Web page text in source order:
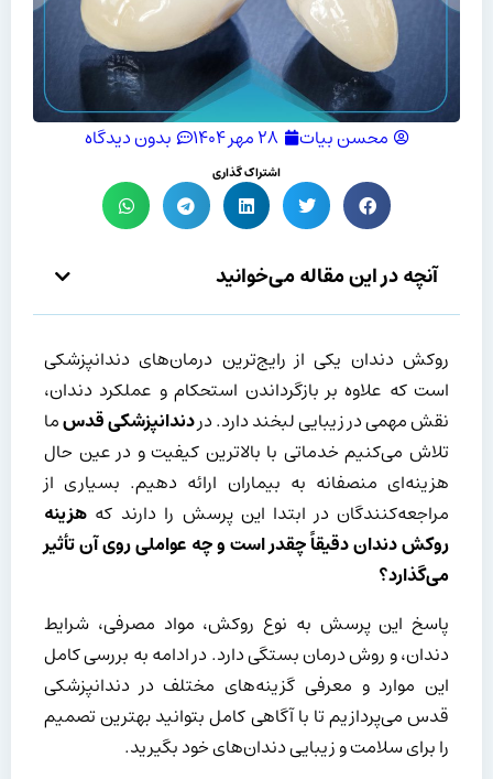
محسن بیات ۲۸ مهر ۱۴۰۴ بدون دیدگاه
اشتراک گذاری
آنچه در این مقاله می‌خوانید
روکش دندان یکی از رایج‌ترین درمان‌های دندانپزشکی
است که علاوه بر بازگرداندن استحکام و عملکرد دندان،
نقش مهمی در زیبایی لبخند دارد. دردندانپزشکی قدسما
تلاش می‌کنیم خدماتی با بالاترین کیفیت و در عین حال
هزینه‌ای منصفانه به بیماران ارائه دهیم. بسیاری از
مراجعه‌کنندگان در ابتدا این پرسش را دارند که هزینه
روکش دندان دقیقاً چقدر است و چه عواملی روی آن تأثیر
می‌گذارد؟
پاسخ این پرسش به نوع روکش، مواد مصرفی، شرایط
دندان، و روش درمان بستگی دارد. در ادامه به بررسی کامل
این موارد و معرفی گزینه‌های مختلف در دندانپزشکی
قدس می‌پردازیم تا با آگاهی کامل بتوانید بهترین تصمیم
را برای سلامت و زیبایی دندان‌های خود بگیرید.